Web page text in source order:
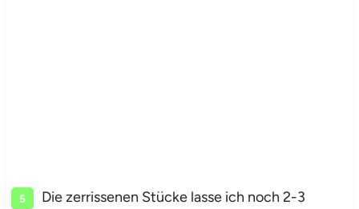
Die zerrissenen Stücke lasse ich noch 2-3